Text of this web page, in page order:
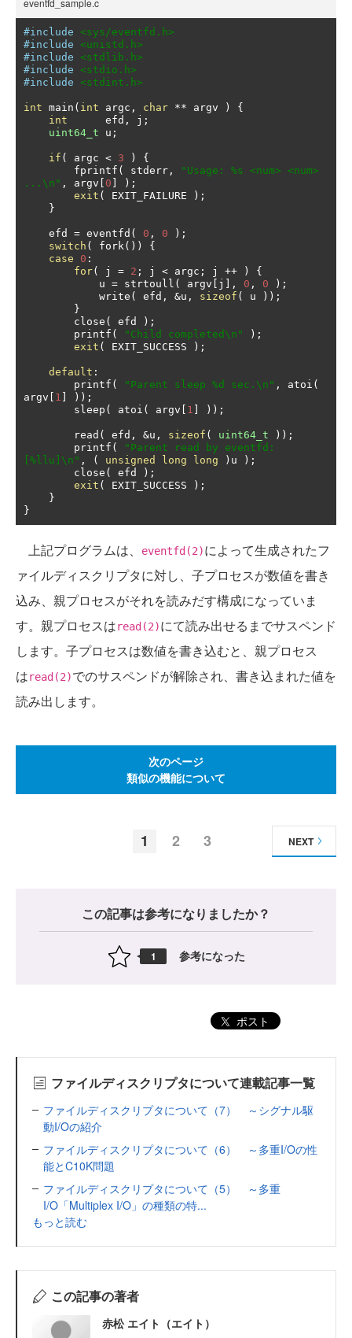
#include
<sys/eventfd.h>
#include
<unistd.h>
#include
<stdlib.h>
#include
<stdio.h>
#include
<stdint.h>
int main ( int argc , char ** argv )
{
int
      efd
, j ;
uint64_t u ;
if ( argc < 3 )
{
	fprintf
( stderr ,
"Usage: %s <num> <num>
...\n" , argv [ 0 ]
);
exit ( EXIT_FAILURE
);
}
    efd
= eventfd ( 0 , 0
);
switch ( fork ())
{
case
0 :
for( j = 2 ; j < argc ; j ++ )
{
	    u
= strtoull ( argv [ j ], 0 , 0
);
	    write
( efd , &u , sizeof ( u
));
}
	close
( efd
);
	printf
( "Child completed\n"
);
exit ( EXIT_SUCCESS );
default :
	printf
( "Parent sleep %d sec.\n" , atoi (
argv [ 1 ]
));
	sleep
( atoi ( argv [ 1 ] ));
	read
( efd , &u , sizeof ( uint64_t
));
	printf
(
"Parent read by eventfd:
[%llu]\n" , ( unsigned long long ) u
);
	close
( efd
);
exit ( EXIT_SUCCESS
);
}
}
上記プログラムは、 eventfd(2)によって生成されたフ
ァイルディスクリプタに対し、子プロセスが数値を書き
込み、親プロセスがそれを読みだす構成になっていま
す。親プロセスはread(2)にて読み出せるまでサスペンド
します。子プロセスは数値を書き込むと、親プロセス
はread(2)でのサスペンドが解除され、書き込まれた値を
読み出します。
次のページ
類似の機能について
1 2 3 NEXT
この記事は参考になりましたか？
1 参考になった
ポスト
ファイルディスクリプタについて連載記事一覧
ファイルディスクリプタについて（7） ～シグナル駆
動I/Oの紹介
ファイルディスクリプタについて（6） ～多重I/Oの性
能とC10K問題
ファイルディスクリプタについて（5） ～多重
I/O「Multiplex I/O」の種類の特...
もっと読む
この記事の著者
赤松 エイト（エイト）